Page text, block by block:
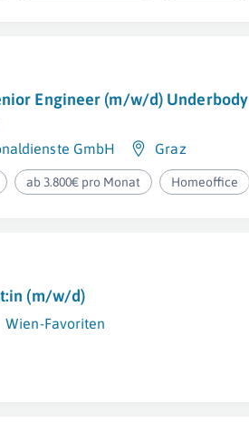
Engineer (m/w/d) Underbody
GmbH Graz
ab 3.800€ pro Monat Homeoffice
(m/w/d)
Wien-Favoriten